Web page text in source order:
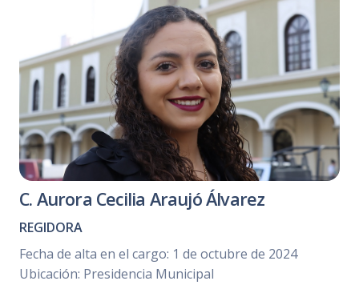
C. Aurora Cecilia Araujó Álvarez
REGIDORA
Fecha de alta en el cargo: 1 de octubre de 2024
Ubicación: Presidencia Municipal